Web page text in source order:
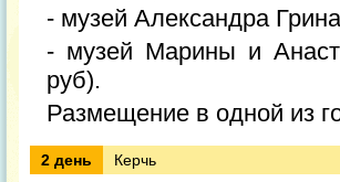
- музей Александра
- музей Марины и
руб).
Размещение в одной из
2 день Керчь